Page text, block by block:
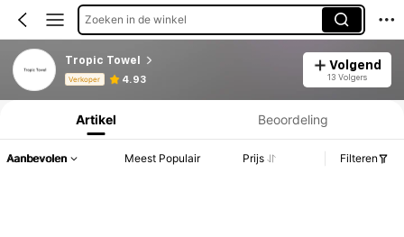
Zoeken in de winkel
Tropic Towel
Verkoper 4.93
Volgend
13 Volgers
Productinformatie: Prijsopenbaring, Verkoop- en Voorraadgegevens.
Artikel Beoordeling
Aanbevolen Meest Populair Prijs Filteren